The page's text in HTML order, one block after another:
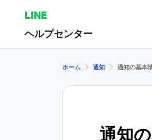
LINE
ヘルプセンター
ホーム 通知 通知の基本
通知